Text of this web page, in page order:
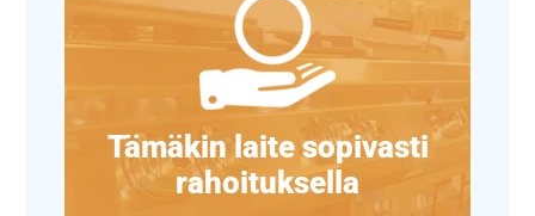
Tämäkin laite sopivasti
rahoituksella